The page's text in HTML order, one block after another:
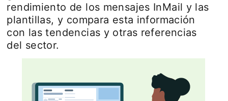
rendimiento de los mensajes InMail y las
plantillas, y compara esta información
con las tendencias y otras referencias
del sector.